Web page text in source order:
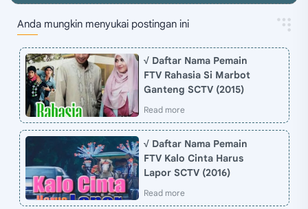
Anda mungkin menyukai postingan ini
√ Daftar Nama Pemain
FTV Rahasia Si Marbot
Ganteng SCTV (2015)
√ Daftar Nama Pemain
FTV Kalo Cinta Harus
Lapor SCTV (2016)